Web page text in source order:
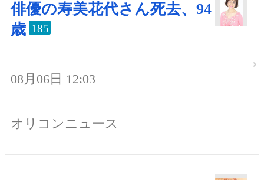
俳優の寿美花代さん死去、94
歳 185
08月06日 12:03
オリコンニュース